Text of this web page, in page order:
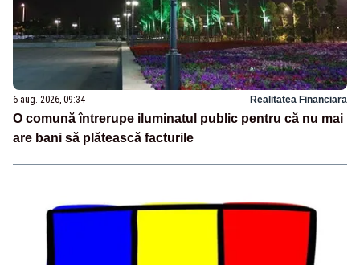
6 aug. 2026, 09:34 Realitatea Financiara
O comună întrerupe iluminatul public pentru că nu mai
are bani să plătească facturile